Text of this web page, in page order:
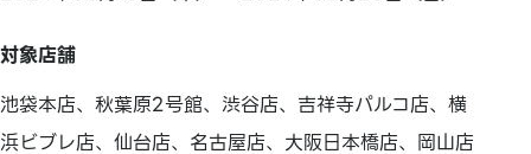
対象店舗
池袋本店、秋葉原2号館、渋谷店、吉祥寺パルコ店、横
浜ビブレ店、仙台店、名古屋店、大阪日本橋店、岡山店